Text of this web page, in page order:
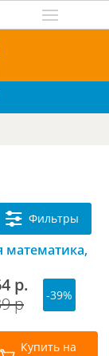
Фильтры
математика,
р.
р
-39%
Купить на